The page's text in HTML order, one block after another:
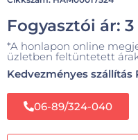
Fogyasztói ár: 3
*A honlapon online
üzletben feltüntetett
Kedvezményes szállítás
06-89/324-040